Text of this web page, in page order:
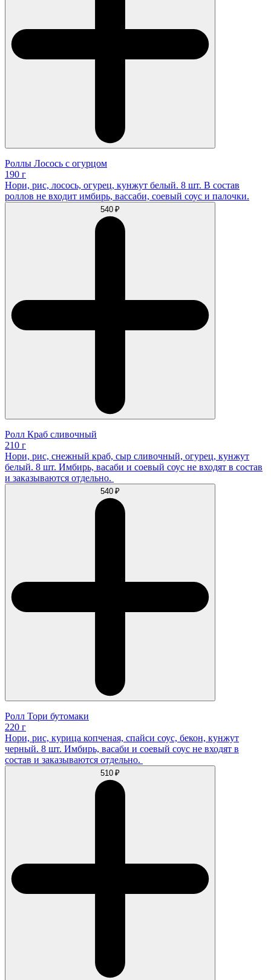
Роллы Лосось с огурцом
190 г
Нори, рис, лосось, огурец, кунжут белый. 8 шт. В состав
роллов не входит имбирь, вассаби, соевый соус и палочки.
540 ₽
Ролл Краб сливочный
210 г
Нори, рис, снежный краб, сыр сливочный, огурец, кунжут
белый. 8 шт. Имбирь, васаби и соевый соус не входят в состав
и заказываются отдельно.
540 ₽
Ролл Тори бутомаки
220 г
Нори, рис, курица копченая, спайси соус, бекон, кунжут
черный. 8 шт. Имбирь, васаби и соевый соус не входят в
состав и заказываются отдельно.
510 ₽